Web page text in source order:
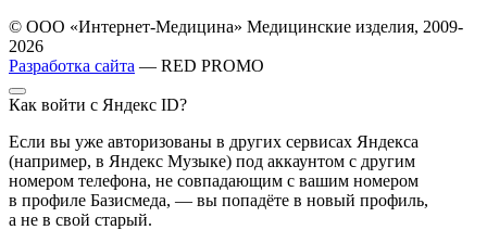
© ООО «Интернет-Медицина» Медицинские изделия, 2009-
2026
Разработка сайта — RED PROMO
Как войти с Яндекс ID?
Если вы уже авторизованы в других сервисах Яндекса
(например, в Яндекс Музыке) под аккаунтом с другим
номером телефона, не совпадающим с вашим номером
в профиле Базисмеда, — вы попадёте в новый профиль,
а не в свой старый.